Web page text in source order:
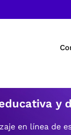
y
en línea de